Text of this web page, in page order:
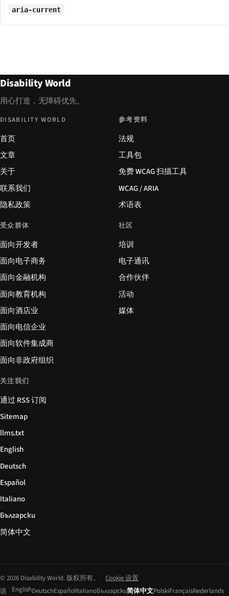
aria-current
Disability World
用心打造，无障碍优先。
DISABILITY WORLD
首页
文章
关于
联系我们
隐私政策
参考资料
法规
工具包
免费 WCAG 扫描工具
WCAG / ARIA
术语表
受众群体
面向开发者
面向电子商务
面向金融机构
面向教育机构
面向酒店业
面向电信企业
面向软件集成商
面向非政府组织
社区
培训
电子通讯
合作伙伴
活动
媒体
关注我们
通过 RSS 订阅
Sitemap
llms.txt
English
Deutsch
Español
Italiano
Български
简体中文
© 2026 Disability World. 版权所有。
Cookie 设置
语
EnglishDeutschEspañolItalianoБългарски简体中文PolskiFrançaisNederlands